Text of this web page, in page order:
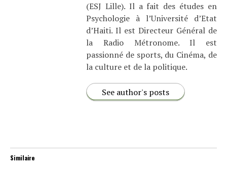
(ESJ Lille). Il a fait des études en
Psychologie à l’Université d’Etat
d’Haiti. Il est Directeur Général de
la Radio Métronome. Il est
passionné de sports, du Cinéma, de
la culture et de la politique.
See author's posts
Similaire